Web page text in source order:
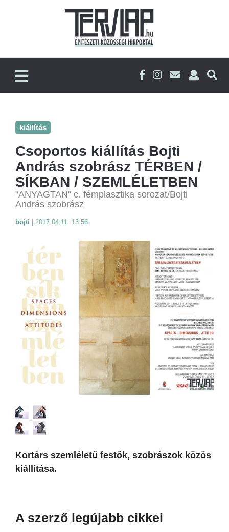
kiállítás
Csoportos kiállítás Bojti
András szobrász TÉRBEN /
SÍKBAN / SZEMLÉLETBEN
"ANYAGTAN" c. fémplasztika sorozat/Bojti
András szobrász
bojti 2017.04.11. 13:56
Kortárs szemléletű festők, szobrászok közös
kiállítása.
A szerző legújabb cikkei